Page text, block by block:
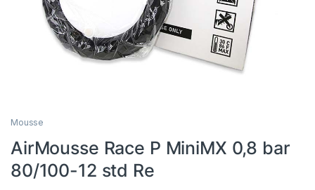
Mousse
AirMousse Race P MiniMX 0,8 bar
80/100-12 std Re